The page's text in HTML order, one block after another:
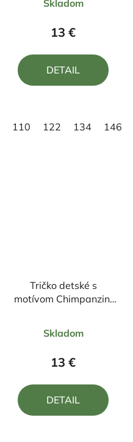
158
hodnotenie
produktu
z
Skladom
13 €
DETAIL
110 122 134 146
Tričko detské s
motívom Chimpanzini
hodnotenie
produktu
5,0
z
Skladom
13 €
DETAIL